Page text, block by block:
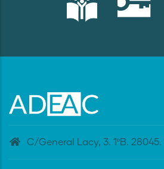
C/General Lacy, 3. 1ºB. 28045.